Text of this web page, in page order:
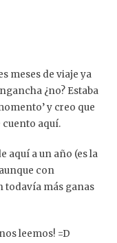
meses de viaje ya
¿no? Estaba
y creo que
cuento aquí.
aquí a un año (es la
con
todavía más ganas
leemos! =D